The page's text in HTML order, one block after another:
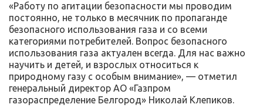
«Работу по агитации безопасности мы проводим
постоянно, не только в месячник по пропаганде
безопасного использования газа и со всеми
категориями потребителей. Вопрос безопасного
использования газа актуален всегда. Для нас важно
научить и детей, и взрослых относиться к
природному газу с особым внимание», — отметил
генеральный директор АО «Газпром
газораспределение Белгород» Николай Клепиков.